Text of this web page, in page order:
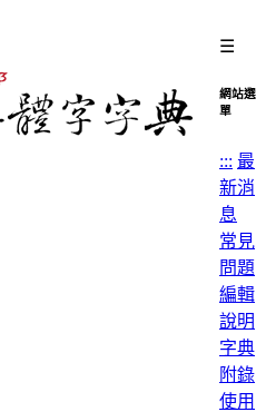
☰
網站選
單
::: 最
新消
息
常見
問題
編輯
說明
字典
附錄
使用